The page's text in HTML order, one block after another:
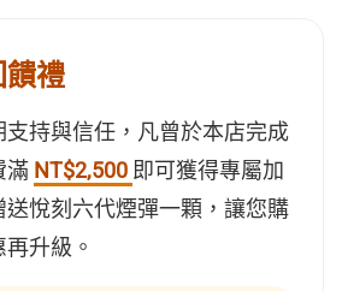
饋禮
支持與信任，凡曾於本店完成
滿 NT$2,500 即可獲得專屬加
悅刻六代煙彈一顆，讓您購
升級。